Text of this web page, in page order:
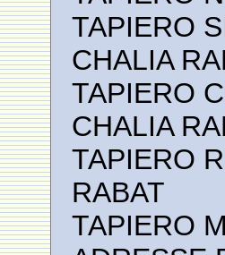
TAPIERO
CHALIA
TAPIERO
CHALIA
TAPIERO
RABAT
TAPIERO